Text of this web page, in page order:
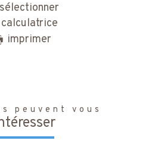
sélectionner
calculatrice
imprimer
peuvent vous